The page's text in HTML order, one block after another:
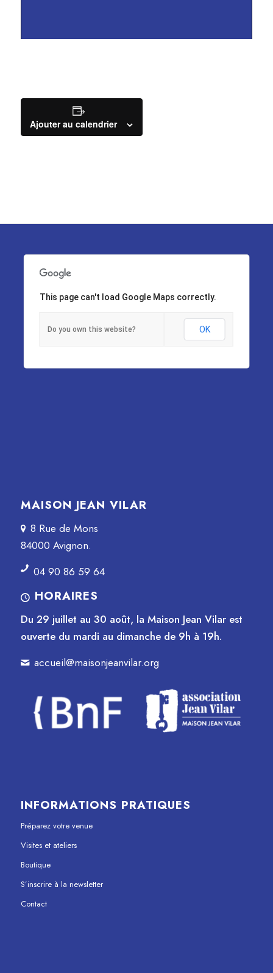
Ajouter au calendrier
This page can't load Google Maps correctly.
Do you own this website? OK
MAISON JEAN VILAR
8 Rue de Mons
84000 Avignon.
04 90 86 59 64
HORAIRES
Du 29 juillet au 30 août, la Maison Jean Vilar est
ouverte du mardi au dimanche de 9h à 19h.
accueil@maisonjeanvilar.org
INFORMATIONS PRATIQUES
Préparez votre venue
Visites et ateliers
Boutique
S’inscrire à la newsletter
Contact